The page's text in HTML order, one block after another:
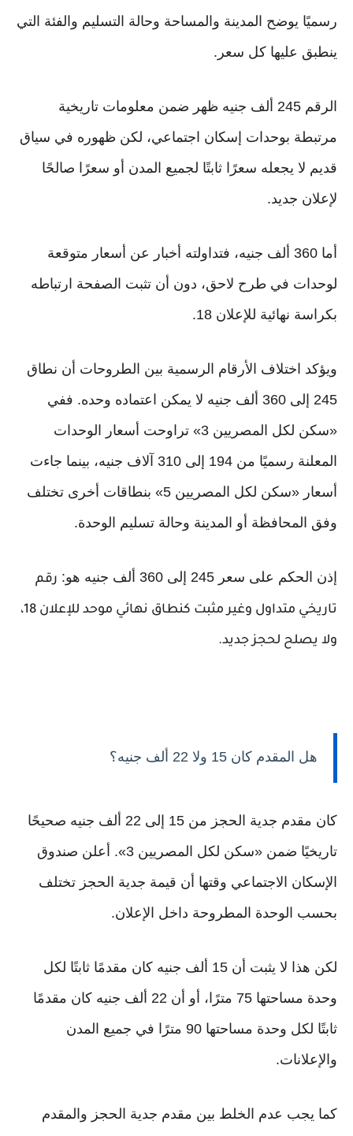
رسميًا يوضح المدينة والمساحة وحالة التسليم والفئة التي
ينطبق عليها كل سعر.
الرقم 245 ألف جنيه ظهر ضمن معلومات تاريخية
مرتبطة بوحدات إسكان اجتماعي، لكن ظهوره في سياق
قديم لا يجعله سعرًا ثابتًا لجميع المدن أو سعرًا صالحًا
لإعلان جديد.
أما 360 ألف جنيه، فتداولته أخبار عن أسعار متوقعة
لوحدات في طرح لاحق، دون أن تثبت الصفحة ارتباطه
بكراسة نهائية للإعلان 18.
ويؤكد اختلاف الأرقام الرسمية بين الطروحات أن نطاق
245 إلى 360 ألف جنيه لا يمكن اعتماده وحده. ففي
«سكن لكل المصريين 3» تراوحت أسعار الوحدات
المعلنة رسميًا من 194 إلى 310 آلاف جنيه، بينما جاءت
أسعار «سكن لكل المصريين 5» بنطاقات أخرى تختلف
وفق المحافظة أو المدينة وحالة تسليم الوحدة.
إذن الحكم على سعر 245 إلى 360 ألف جنيه هو: رقم
تاريخي متداول وغير مثبت كنطاق نهائي موحد للإعلان 18،
ولا يصلح لحجز جديد.
هل المقدم كان 15 ولا 22 ألف جنيه؟
كان مقدم جدية الحجز من 15 إلى 22 ألف جنيه صحيحًا
تاريخيًا ضمن «سكن لكل المصريين 3». أعلن صندوق
الإسكان الاجتماعي وقتها أن قيمة جدية الحجز تختلف
بحسب الوحدة المطروحة داخل الإعلان.
لكن هذا لا يثبت أن 15 ألف جنيه كان مقدمًا ثابتًا لكل
وحدة مساحتها 75 مترًا، أو أن 22 ألف جنيه كان مقدمًا
ثابتًا لكل وحدة مساحتها 90 مترًا في جميع المدن
والإعلانات.
كما يجب عدم الخلط بين مقدم جدية الحجز والمقدم